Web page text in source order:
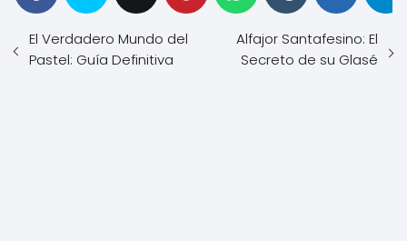
El Verdadero Mundo del
Pastel: Guía Definitiva
Alfajor Santafesino: El
Secreto de su Glasé